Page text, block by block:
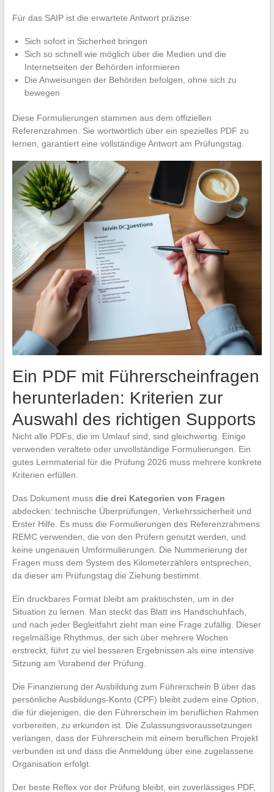
Für das SAIP ist die erwartete Antwort präzise:
Sich sofort in Sicherheit bringen
Sich so schnell wie möglich über die Medien und die
Internetseiten der Behörden informieren
Die Anweisungen der Behörden befolgen, ohne sich zu
bewegen
Diese Formulierungen stammen aus dem offiziellen
Referenzrahmen. Sie wortwörtlich über ein spezielles PDF zu
lernen, garantiert eine vollständige Antwort am Prüfungstag.
Ein PDF mit Führerscheinfragen
herunterladen: Kriterien zur
Auswahl des richtigen Supports
Nicht alle PDFs, die im Umlauf sind, sind gleichwertig. Einige
verwenden veraltete oder unvollständige Formulierungen. Ein
gutes Lernmaterial für die Prüfung 2026 muss mehrere konkrete
Kriterien erfüllen.
Das Dokument muss die drei Kategorien von Fragen
abdecken: technische Überprüfungen, Verkehrssicherheit und
Erster Hilfe. Es muss die Formulierungen des Referenzrahmens
REMC verwenden, die von den Prüfern genutzt werden, und
keine ungenauen Umformulierungen. Die Nummerierung der
Fragen muss dem System des Kilometerzählers entsprechen,
da dieser am Prüfungstag die Ziehung bestimmt.
Ein druckbares Format bleibt am praktischsten, um in der
Situation zu lernen. Man steckt das Blatt ins Handschuhfach,
und nach jeder Begleitfahrt zieht man eine Frage zufällig. Dieser
regelmäßige Rhythmus, der sich über mehrere Wochen
erstreckt, führt zu viel besseren Ergebnissen als eine intensive
Sitzung am Vorabend der Prüfung.
Die Finanzierung der Ausbildung zum Führerschein B über das
persönliche Ausbildungs-Konto (CPF) bleibt zudem eine Option,
die für diejenigen, die den Führerschein im beruflichen Rahmen
vorbereiten, zu erkunden ist. Die Zulassungsvoraussetzungen
verlangen, dass der Führerschein mit einem beruflichen Projekt
verbunden ist und dass die Anmeldung über eine zugelassene
Organisation erfolgt.
Der beste Reflex vor der Prüfung bleibt, ein zuverlässiges PDF,